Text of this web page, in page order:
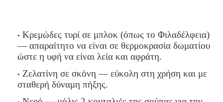
Κρεμώδες τυρί σε μπλοκ (όπως το Φιλαδέλφεια)
— απαραίτητο να είναι σε θερμοκρασία δωματίου
ώστε η υφή να είναι λεία και αφράτη.
Ζελατίνη σε σκόνη — εύκολη στη χρήση και με
σταθερή δύναμη πήξης.